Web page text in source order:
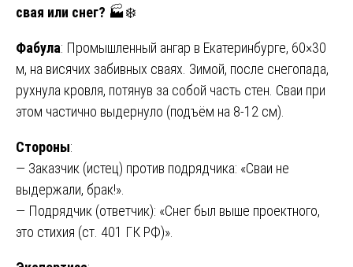
свая или снег? 🏭❄️
Фабула: Промышленный ангар в Екатеринбурге, 60×30
м, на висячих забивных сваях. Зимой, после снегопада,
рухнула кровля, потянув за собой часть стен. Сваи при
этом частично выдернуло (подъём на 8-12 см).
Стороны:
— Заказчик (истец) против подрядчика: «Сваи не
выдержали, брак!».
— Подрядчик (ответчик): «Снег был выше проектного,
это стихия (ст. 401 ГК РФ)».